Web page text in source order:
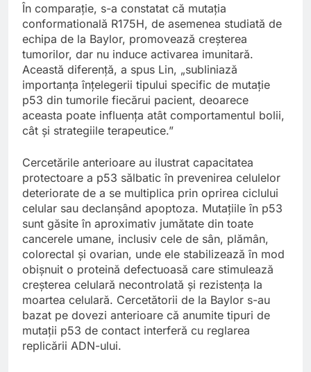
În comparație, s-a constatat că mutația
conformatională R175H, de asemenea studiată de
echipa de la Baylor, promovează creșterea
tumorilor, dar nu induce activarea imunitară.
Această diferență, a spus Lin, „subliniază
importanța înțelegerii tipului specific de mutație
p53 din tumorile fiecărui pacient, deoarece
aceasta poate influența atât comportamentul bolii,
cât și strategiile terapeutice.”
Cercetările anterioare au ilustrat capacitatea
protectoare a p53 sălbatic în prevenirea celulelor
deteriorate de a se multiplica prin oprirea ciclului
celular sau declanșând apoptoza. Mutațiile în p53
sunt găsite în aproximativ jumătate din toate
cancerele umane, inclusiv cele de sân, plămân,
colorectal și ovarian, unde ele stabilizează în mod
obișnuit o proteină defectuoasă care stimulează
creșterea celulară necontrolată și rezistența la
moartea celulară. Cercetătorii de la Baylor s-au
bazat pe dovezi anterioare că anumite tipuri de
mutații p53 de contact interferă cu reglarea
replicării ADN-ului.